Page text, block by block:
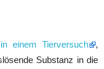
einem Tierversuch
,
Substanz in die